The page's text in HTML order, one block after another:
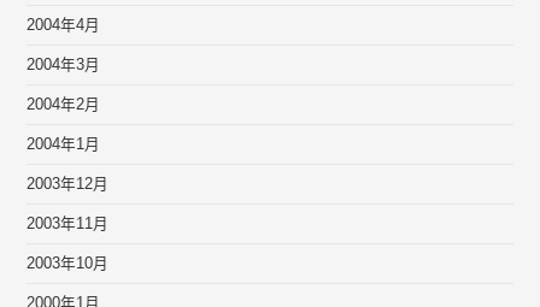
2004年4月
2004年3月
2004年2月
2004年1月
2003年12月
2003年11月
2003年10月
2000年1月